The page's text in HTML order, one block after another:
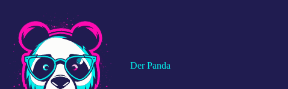
springen
Der Panda